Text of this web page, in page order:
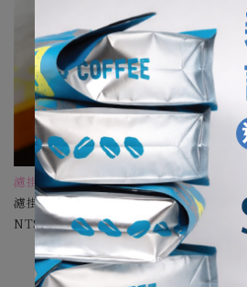
濾掛咖啡10包83折
濾掛組合任選
35-70
1